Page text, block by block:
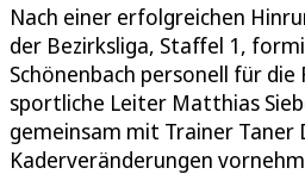
Nach einer erfolgreichen
der Bezirksliga, Staffel 1,
Schönenbach personell für die
sportliche Leiter Matthias
gemeinsam mit Trainer Taner
Kaderveränderungen